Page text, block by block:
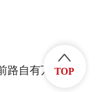
路自有万千风光
TOP